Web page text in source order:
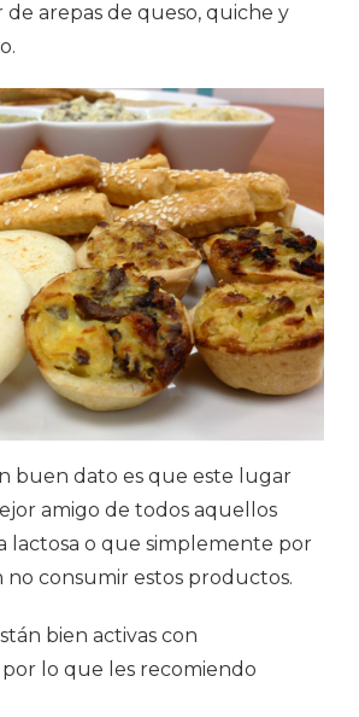
arepas de queso, quiche y
buen dato es que este lugar
amigo de todos aquellos
lactosa o que simplemente por
consumir estos productos.
bien activas con
lo que les recomiendo